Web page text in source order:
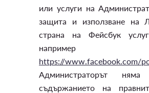
или услуги на
защита и използване на
страна на Фейсбук
https://www.facebook.com/
Администраторът
съдържанието на